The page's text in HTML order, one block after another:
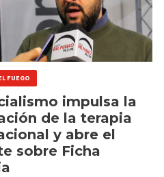
FUEGO
impulsa la
de la terapia
y abre el
sobre Ficha